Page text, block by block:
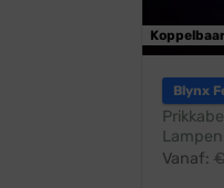
Koppelbaar
Blynx
Vanaf: €